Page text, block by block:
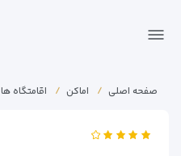
صفحه اصلی اماکن اقامتگاه ها